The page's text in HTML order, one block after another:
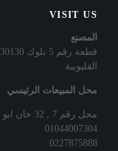
VISIT US
المصنع
القليوبية
محل المبيعات الرئيسي
محل رقم 7 , 32 خان ابو طاقية – الصاغة – القاهرة
01044007304
0227875888